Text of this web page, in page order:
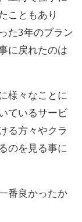
こともあり
た3年のブラン
に戻れたのは
様々なことに
ているサービ
る方々やクラ
のを見る事に
番良かったか